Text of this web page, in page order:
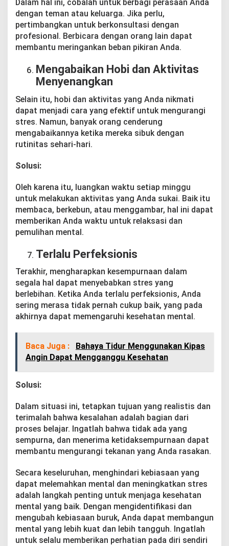
Dalam hal ini, cobalah untuk berbagi perasaan Anda
dengan teman atau keluarga. Jika perlu,
pertimbangkan untuk berkonsultasi dengan
profesional. Berbicara dengan orang lain dapat
membantu meringankan beban pikiran Anda.
Mengabaikan Hobi dan Aktivitas
Menyenangkan
Selain itu, hobi dan aktivitas yang Anda nikmati
dapat menjadi cara yang efektif untuk mengurangi
stres. Namun, banyak orang cenderung
mengabaikannya ketika mereka sibuk dengan
rutinitas sehari-hari.
Solusi:
Oleh karena itu, luangkan waktu setiap minggu
untuk melakukan aktivitas yang Anda sukai. Baik itu
membaca, berkebun, atau menggambar, hal ini dapat
memberikan Anda waktu untuk relaksasi dan
pemulihan mental.
Terlalu Perfeksionis
Terakhir, mengharapkan kesempurnaan dalam
segala hal dapat menyebabkan stres yang
berlebihan. Ketika Anda terlalu perfeksionis, Anda
sering merasa tidak pernah cukup baik, yang pada
akhirnya dapat memengaruhi kesehatan mental.
Baca Juga :
Bahaya Tidur Menggunakan Kipas
Angin Dapat Mengganggu Kesehatan
Solusi:
Dalam situasi ini, tetapkan tujuan yang realistis dan
terimalah bahwa kesalahan adalah bagian dari
proses belajar. Ingatlah bahwa tidak ada yang
sempurna, dan menerima ketidaksempurnaan dapat
membantu mengurangi tekanan yang Anda rasakan.
Secara keseluruhan, menghindari kebiasaan yang
dapat melemahkan mental dan meningkatkan stres
adalah langkah penting untuk menjaga kesehatan
mental yang baik. Dengan mengidentifikasi dan
mengubah kebiasaan buruk, Anda dapat membangun
mental yang lebih kuat dan lebih tangguh. Ingatlah
untuk selalu memberikan perhatian pada diri sendiri